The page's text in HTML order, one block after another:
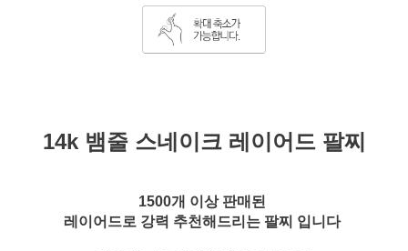
14k 뱀줄 스네이크 레이어드 팔찌
1500개 이상 판매된
레이어드로 강력 추천해드리는 팔찌 입니다